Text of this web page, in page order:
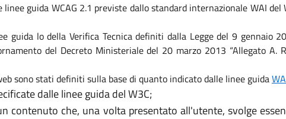
guida WCAG 2.1 previste dallo standard internazionale WAI
lo della Verifica Tecnica definiti dalla Legge del 9 gennaio
del Decreto Ministeriale del 20 marzo 2013 “Allegato A.
sono stati definiti sulla base di quanto indicato dalle linee guida
dalle linee guida del W3C;
che, una volta presentato all'utente, svolge